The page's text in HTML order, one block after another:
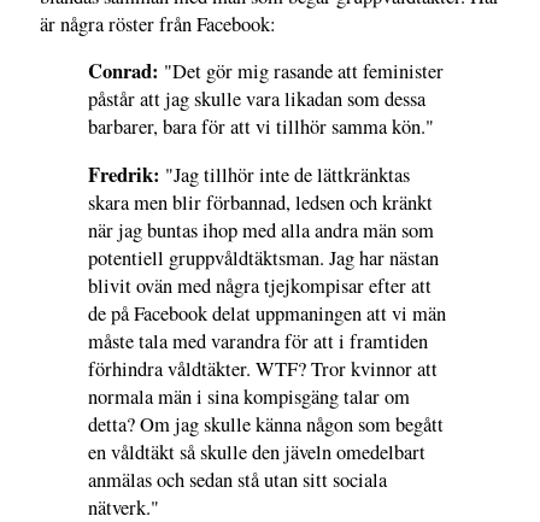
är några röster från Facebook:
Conrad: "Det gör mig rasande att feminister
påstår att jag skulle vara likadan som dessa
barbarer, bara för att vi tillhör samma kön."
Fredrik: "Jag tillhör inte de lättkränktas
skara men blir förbannad, ledsen och kränkt
när jag buntas ihop med alla andra män som
potentiell gruppvåldtäktsman. Jag har nästan
blivit ovän med några tjejkompisar efter att
de på Facebook delat uppmaningen att vi män
måste tala med varandra för att i framtiden
förhindra våldtäkter. WTF? Tror kvinnor att
normala män i sina kompisgäng talar om
detta? Om jag skulle känna någon som begått
en våldtäkt så skulle den jäveln omedelbart
anmälas och sedan stå utan sitt sociala
nätverk."